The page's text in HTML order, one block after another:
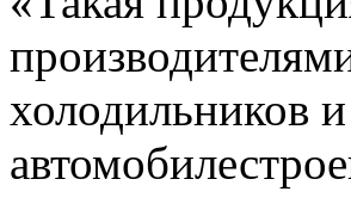
холодильников